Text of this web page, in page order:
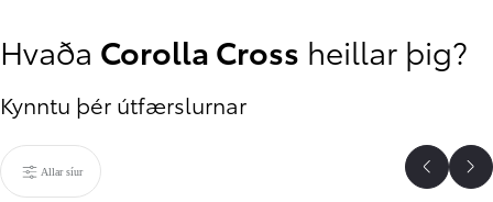
Hvaða Corolla Cross heillar þig?
Kynntu þér útfærslurnar
Allar síur Til baka